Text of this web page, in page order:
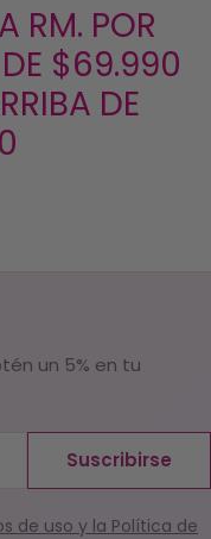
RM. POR
$69.990
DE
un 5% en tu
Suscribirse
de uso y la Política de